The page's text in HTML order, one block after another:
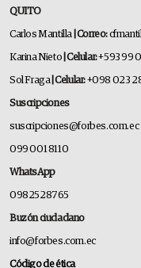
QUITO
Carlos Mantilla | Correo:
Karina Nieto | Celular:+593 99
Sol Fraga| Celular:+098 023
Suscripciones
suscripciones@forbes.com.ec
099 001 8110
WhatsApp
0982528765
Buzón ciudadano
info@forbes.com.ec
Código de ética